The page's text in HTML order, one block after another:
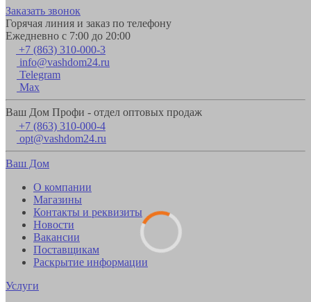
Заказать звонок
Горячая линия и заказ по телефону
Ежедневно с 7:00 до 20:00
+7 (863) 310-000-3
info@vashdom24.ru
Telegram
Max
Ваш Дом Профи - отдел оптовых продаж
+7 (863) 310-000-4
opt@vashdom24.ru
Ваш Дом
О компании
Магазины
Контакты и реквизиты
Новости
Вакансии
Поставщикам
Раскрытие информации
Услуги